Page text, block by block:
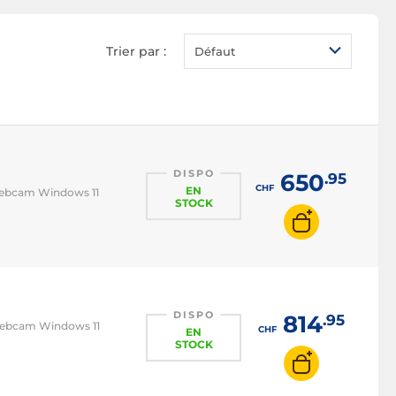
PC portable SSD
PC portable 17 pouces
PC portable i5
ASUSPRO
Asus ZenBook
Trier par : Défaut
Windows 11
DISPO
EN
STOCK
CHF650.95
Windows 11
DISPO
EN
STOCK
CHF814.95